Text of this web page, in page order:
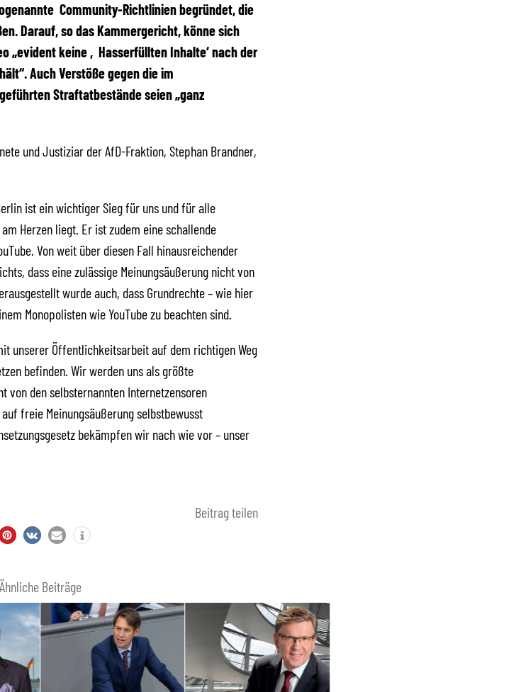
Community-Richtlinien begründet, die
Darauf, so das Kammergericht, könne sich
„evident keine ‚Hasserfüllten Inhalte‘ nach der
Auch Verstöße gegen die im
Straftatbestände seien „ganz
und Justiziar der AfD-Fraktion, Stephan Brandner,
ist ein wichtiger Sieg für uns und für alle
Herzen liegt. Er ist zudem eine schallende
Von weit über diesen Fall hinausreichender
dass eine zulässige Meinungsäußerung nicht von
wurde auch, dass Grundrechte – wie hier
Monopolisten wie YouTube zu beachten sind.
unserer Öffentlichkeitsarbeit auf dem richtigen Weg
befinden. Wir werden uns als größte
von den selbsternannten Internetzensoren
freie Meinungsäußerung selbstbewusst
bekämpfen wir nach wie vor – unser
Beitrag teilen
Ähnliche Beiträge